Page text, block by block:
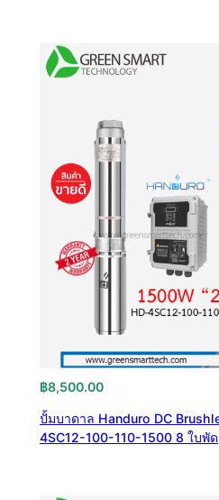
฿8,500.00
ปั้มบาดาล Handuro DC
4SC12-100-110-1500 8 ใบพัด